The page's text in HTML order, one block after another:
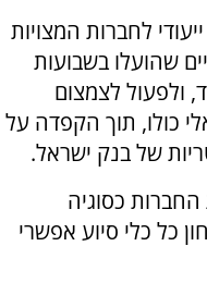
לחברות המצויות
שהועלו בשבועות
ולפעול לצמצום
כולו, תוך הקפדה על
של בנק ישראל.
כסוגיה
כל כלי סיוע אפשרי